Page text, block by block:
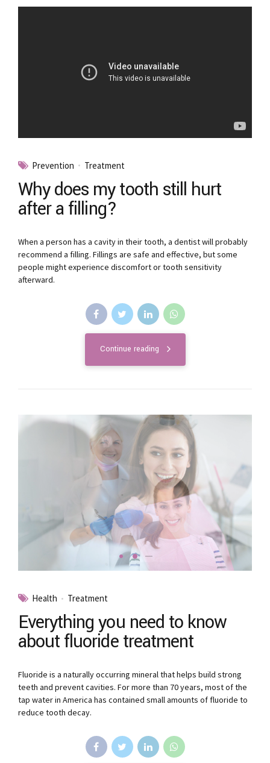
Prevention Treatment
Why does my tooth still hurt
after a filling?
When a person has a cavity in their tooth, a dentist will probably
recommend a filling. Fillings are safe and effective, but some
people might experience discomfort or tooth sensitivity
afterward.
Continue reading
Health Treatment
Everything you need to know
about fluoride treatment
Fluoride is a naturally occurring mineral that helps build strong
teeth and prevent cavities. For more than 70 years, most of the
tap water in America has contained small amounts of fluoride to
reduce tooth decay.